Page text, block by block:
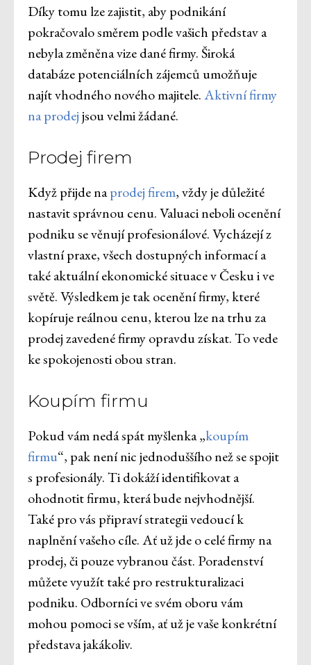
Díky tomu lze zajistit, aby podnikání
pokračovalo směrem podle vašich představ a
nebyla změněna vize dané firmy. Široká
databáze potenciálních zájemců umožňuje
najít vhodného nového majitele.Aktivní firmy
na prodejjsou velmi žádané.
Prodej firem
Když přijde naprodej firem, vždy je důležité
nastavit správnou cenu. Valuaci neboli ocenění
podniku se věnují profesionálové. Vycházejí z
vlastní praxe, všech dostupných informací a
také aktuální ekonomické situace v Česku i ve
světě. Výsledkem je tak ocenění firmy, které
kopíruje reálnou cenu, kterou lze na trhu za
prodej zavedené firmy opravdu získat. To vede
ke spokojenosti obou stran.
Koupím firmu
Pokud vám nedá spát myšlenka „koupím
firmu“, pak není nic jednoduššího než se spojit
s profesionály. Ti dokáží identifikovat a
ohodnotit firmu, která bude nejvhodnější.
Také pro vás připraví strategii vedoucí k
naplnění vašeho cíle. Ať už jde o celé firmy na
prodej, či pouze vybranou část. Poradenství
můžete využít také pro restrukturalizaci
podniku. Odborníci ve svém oboru vám
mohou pomoci se vším, ať už je vaše konkrétní
představa jakákoliv.